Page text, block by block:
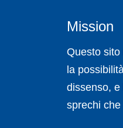
Mission
Questo sito
la
dissenso,
sprechi